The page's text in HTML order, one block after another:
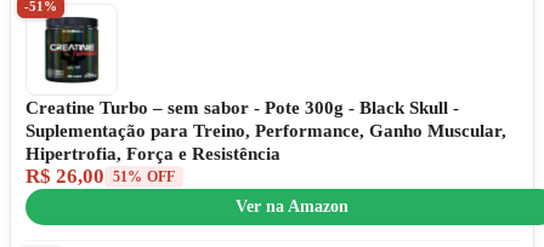
-51%
Creatine Turbo – sem sabor - Pote 300g - Black Skull -
Suplementação para Treino, Performance, Ganho Muscular,
Hipertrofia, Força e Resistência
R$ 26,00 51% OFF
Ver na Amazon